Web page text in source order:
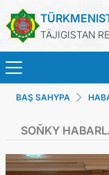
TÄJIGISTAN
BAŞ SAHYPA
SOŇKY